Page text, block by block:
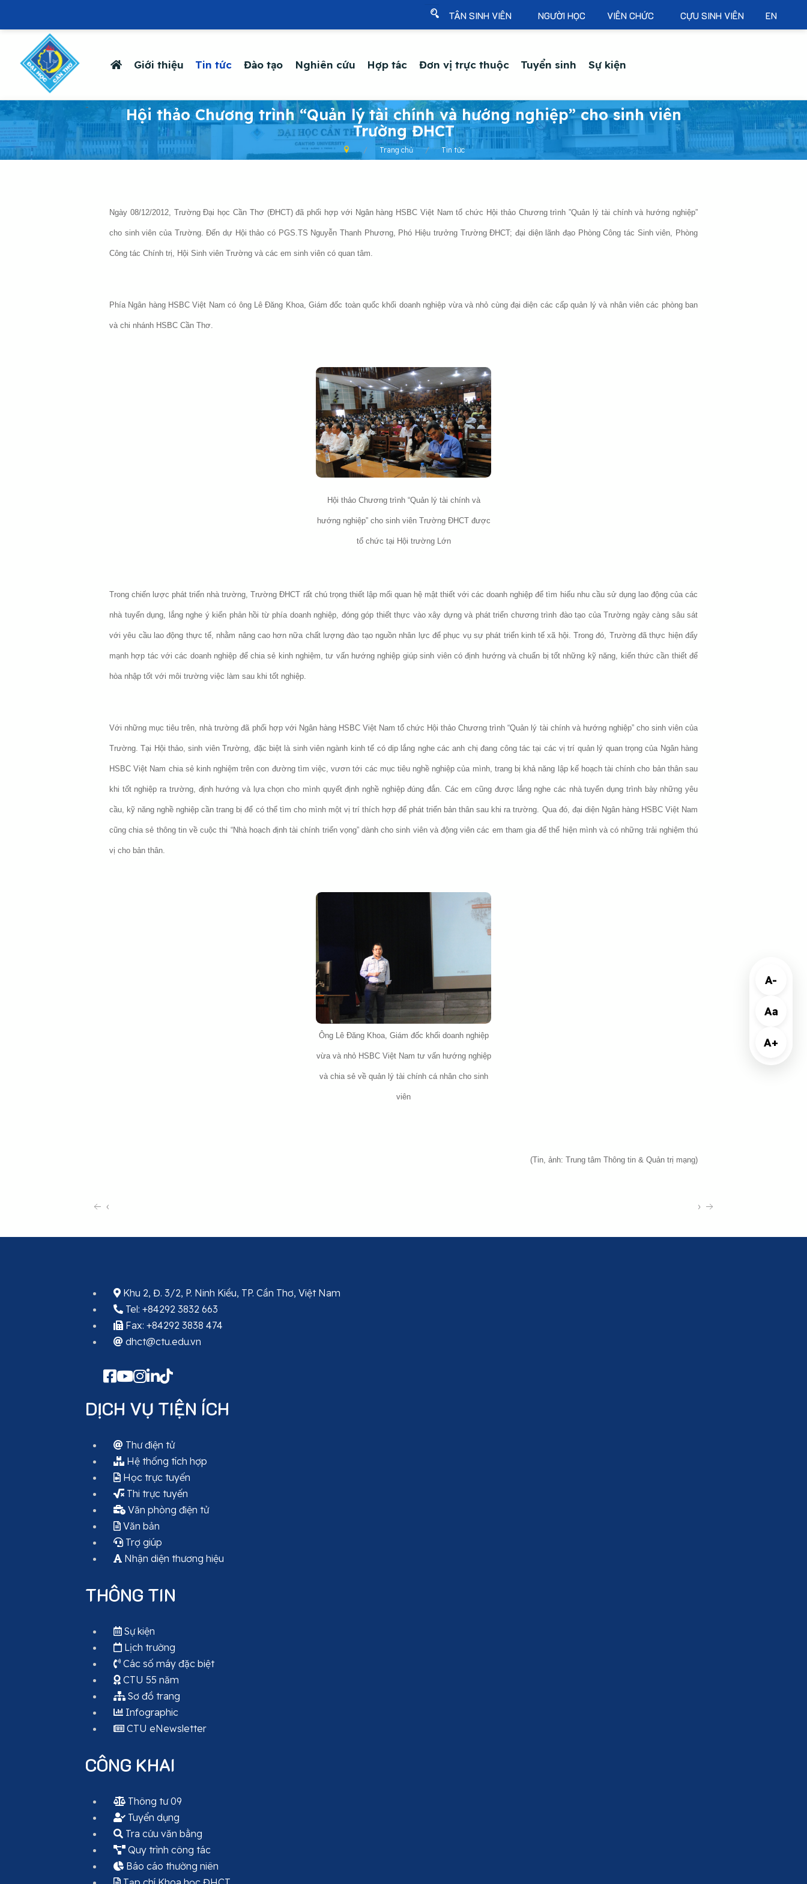
A-
Aa
A+
TÂN SINH VIÊN NGƯỜI HỌC VIÊN CHỨC CỰU SINH VIÊN EN
Giới thiệu Tin tức Đào tạo Nghiên cứu Hợp tác Đơn vị trực thuộc Tuyển sinh Sự kiện
-
Hội thảo Chương trình “Quản lý tài chính và hướng nghiệp” cho sinh viên
Trường ĐHCT
Trang chủ Tin tức
Ngày 08/12/2012, Trường Đại học Cần Thơ (ĐHCT) đã phối hợp với Ngân hàng HSBC Việt Nam tổ chức Hội thảo Chương trình ”Quản lý tài chính và hướng nghiệp”
cho sinh viên của Trường. Đến dự Hội thảo có PGS.TS Nguyễn Thanh Phương, Phó Hiệu trưởng Trường ĐHCT; đại diện lãnh đạo Phòng Công tác Sinh viên, Phòng
Công tác Chính trị, Hội Sinh viên Trường và các em sinh viên có quan tâm.
Phía Ngân hàng HSBC Việt Nam có ông Lê Đăng Khoa, Giám đốc toàn quốc khối doanh nghiệp vừa và nhỏ cùng đại diện các cấp quản lý và nhân viên các phòng ban
và chi nhánh HSBC Cần Thơ.
Hội thảo Chương trình “Quản lý tài chính và
hướng nghiệp” cho sinh viên Trường ĐHCT được
tổ chức tại Hội trường Lớn
Trong chiến lược phát triển nhà trường, Trường ĐHCT rất chú trọng thiết lập mối quan hệ mật thiết với các doanh nghiệp để tìm hiểu nhu cầu sử dụng lao động của các
nhà tuyển dụng, lắng nghe ý kiến phản hồi từ phía doanh nghiệp, đóng góp thiết thực vào xây dựng và phát triển chương trình đào tạo của Trường ngày càng sâu sát
với yêu cầu lao động thực tế, nhằm nâng cao hơn nữa chất lượng đào tạo nguồn nhân lực để phục vụ sự phát triển kinh tế xã hội. Trong đó, Trường đã thực hiện đẩy
mạnh hợp tác với các doanh nghiệp để chia sẻ kinh nghiệm, tư vấn hướng nghiệp giúp sinh viên có định hướng và chuẩn bị tốt những kỹ năng, kiến thức cần thiết để
hòa nhập tốt với môi trường việc làm sau khi tốt nghiệp.
Với những mục tiêu trên, nhà trường đã phối hợp với Ngân hàng HSBC Việt Nam tổ chức Hội thảo Chương trình “Quản lý tài chính và hướng nghiệp” cho sinh viên của
Trường. Tại Hội thảo, sinh viên Trường, đặc biệt là sinh viên ngành kinh tế có dịp lắng nghe các anh chị đang công tác tại các vị trí quản lý quan trọng của Ngân hàng
HSBC Việt Nam chia sẻ kinh nghiệm trên con đường tìm việc, vươn tới các mục tiêu nghề nghiệp của mình, trang bị khả năng lập kế hoạch tài chính cho bản thân sau
khi tốt nghiệp ra trường, định hướng và lựa chọn cho mình quyết định nghề nghiệp đúng đắn. Các em cũng được lắng nghe các nhà tuyển dụng trình bày những yêu
cầu, kỹ năng nghề nghiệp cần trang bị để có thể tìm cho mình một vị trí thích hợp để phát triển bản thân sau khi ra trường. Qua đó, đại diện Ngân hàng HSBC Việt Nam
cũng chia sẻ thông tin về cuộc thi “Nhà hoạch định tài chính triển vọng” dành cho sinh viên và động viên các em tham gia để thể hiện mình và có những trải nghiệm thú
vị cho bản thân.
Ông Lê Đăng Khoa, Giám đốc khối doanh nghiệp
vừa và nhỏ HSBC Việt Nam tư vấn hướng nghiệp
và chia sẻ về quản lý tài chính cá nhân cho sinh
viên
(Tin, ảnh: Trung tâm Thông tin & Quản trị mạng)
‹ ›
Khu 2, Đ. 3/2, P. Ninh Kiều, TP. Cần Thơ, Việt Nam
Tel: +84292 3832 663
Fax: +84292 3838 474
dhct@ctu.edu.vn
DỊCH VỤ TIỆN ÍCH
Thư điện tử
Hệ thống tích hợp
Học trực tuyến
Thi trực tuyến
Văn phòng điện tử
Văn bản
Trợ giúp
Nhận diện thương hiệu
THÔNG TIN
Sự kiện
Lịch trường
Các số máy đặc biệt
CTU 55 năm
Sơ đồ trang
Infographic
CTU eNewsletter
CÔNG KHAI
Thông tư 09
Tuyển dụng
Tra cứu văn bằng
Quy trình công tác
Báo cáo thường niên